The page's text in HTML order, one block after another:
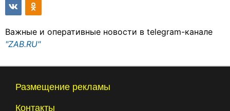
Важные и оперативные новости в telegram-канале
"ZAB.RU"
Размещение рекламы
Контакты